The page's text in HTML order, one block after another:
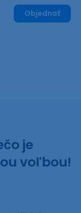
Objednať
je
voľbou!